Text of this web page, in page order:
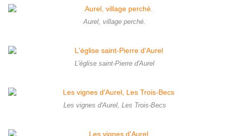
Aurel, village perché.
L'église saint-Pierre d'Aurel
Les vignes d'Aurel, Les Trois-Becs